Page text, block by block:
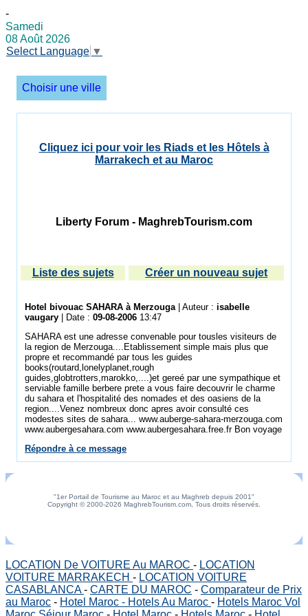
-
Samedi
08 Août 2026
Select Language ▼
Choisir une ville
Cliquez ici pour voir les Riads et les Hôtels à
Marrakech et au Maroc
Liberty Forum - MaghrebTourism.com
Liste des sujets Créer un nouveau sujet
Hotel bivouac SAHARA à Merzouga| Auteur : isabelle
vaugary | Date : 09-08-2006 13:47
SAHARA est une adresse convenable pour tousles visiteurs de
la region de Merzouga....Etablissement simple mais plus que
propre et recommandé par tous les guides
books(routard,lonelyplanet,rough
guides,globtrotters,marokko,....)et gereé par une sympathique et
serviable famille berbere prete a vous faire decouvrir le charme
du sahara et l'hospitalité des nomades et des oasiens de la
region....Venez nombreux donc apres avoir consulté ces
modestes sites de sahara... www.auberge-sahara-merzouga.com
www.aubergesahara.com www.aubergesahara.free.fr Bon voyage
Répondre à ce message
"1er Portail de Tourisme au Maroc et au Maghreb depuis 2001"
Copyright © 2000-2026 MaghrebTourism.com, Tous droits réservés.
LOCATION De VOITURE Au MAROC - LOCATION
VOITURE MARRAKECH - LOCATION VOITURE
CASABLANCA- CARTE DU MAROC - Comparateur de Prix
au Maroc - Hotel Maroc - Hotels Au Maroc - Hotels Maroc Vol